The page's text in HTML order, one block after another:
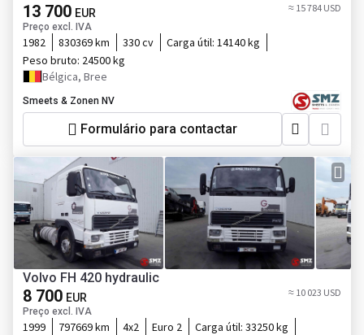
13 700 EUR
Preço excl. IVA
≈ 15 784 USD
1982 830369 km 330 cv Carga útil: 14140 kg
Peso bruto: 24500 kg
Bélgica, Bree
Smeets & Zonen NV
Formulário para contactar
Volvo FH 420 hydraulic
8 700 EUR
Preço excl. IVA
≈ 10 023 USD
1999 797669 km 4x2 Euro 2 Carga útil: 33250 kg